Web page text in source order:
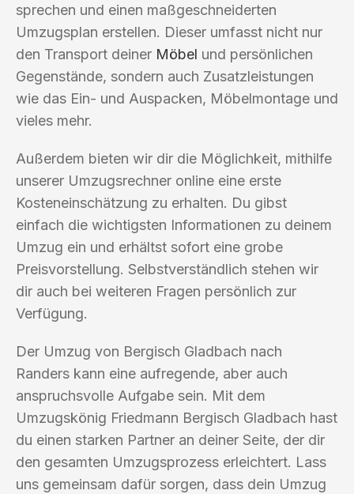
sprechen und einen maßgeschneiderten
Umzugsplan erstellen. Dieser umfasst nicht nur
den Transport deiner Möbel und persönlichen
Gegenstände, sondern auch Zusatzleistungen
wie das Ein- und Auspacken, Möbelmontage und
vieles mehr.
Außerdem bieten wir dir die Möglichkeit, mithilfe
unserer Umzugsrechner online eine erste
Kosteneinschätzung zu erhalten. Du gibst
einfach die wichtigsten Informationen zu deinem
Umzug ein und erhältst sofort eine grobe
Preisvorstellung. Selbstverständlich stehen wir
dir auch bei weiteren Fragen persönlich zur
Verfügung.
Der Umzug von Bergisch Gladbach nach
Randers kann eine aufregende, aber auch
anspruchsvolle Aufgabe sein. Mit dem
Umzugskönig Friedmann Bergisch Gladbach hast
du einen starken Partner an deiner Seite, der dir
den gesamten Umzugsprozess erleichtert. Lass
uns gemeinsam dafür sorgen, dass dein Umzug